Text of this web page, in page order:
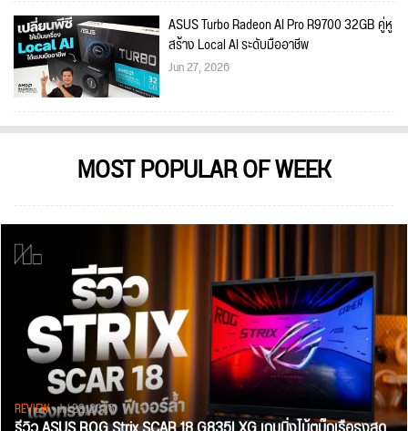
ASUS Turbo Radeon AI Pro R9700 32GB คู่หู
สร้าง Local AI ระดับมืออาชีพ
Jun 27, 2026
MOST POPULAR OF WEEK
REVIEW• Jul 28, 2026